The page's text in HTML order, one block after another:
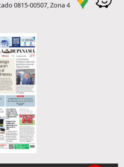
0815-00507, Zona 4